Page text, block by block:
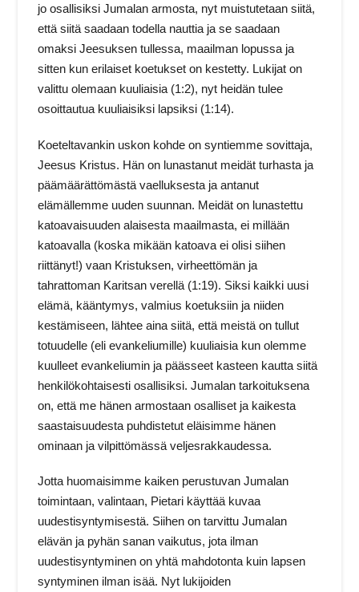
jo osallisiksi Jumalan armosta, nyt muistutetaan siitä,
että siitä saadaan todella nauttia ja se saadaan
omaksi Jeesuksen tullessa, maailman lopussa ja
sitten kun erilaiset koetukset on kestetty. Lukijat on
valittu olemaan kuuliaisia (1:2), nyt heidän tulee
osoittautua kuuliaisiksi lapsiksi (1:14).
Koeteltavankin uskon kohde on syntiemme sovittaja,
Jeesus Kristus. Hän on lunastanut meidät turhasta ja
päämäärättömästä vaelluksesta ja antanut
elämällemme uuden suunnan. Meidät on lunastettu
katoavaisuuden alaisesta maailmasta, ei millään
katoavalla (koska mikään katoava ei olisi siihen
riittänyt!) vaan Kristuksen, virheettömän ja
tahrattoman Karitsan verellä (1:19). Siksi kaikki uusi
elämä, kääntymys, valmius koetuksiin ja niiden
kestämiseen, lähtee aina siitä, että meistä on tullut
totuudelle (eli evankeliumille) kuuliaisia kun olemme
kuulleet evankeliumin ja päässeet kasteen kautta siitä
henkilökohtaisesti osallisiksi. Jumalan tarkoituksena
on, että me hänen armostaan osalliset ja kaikesta
saastaisuudesta puhdistetut eläisimme hänen
ominaan ja vilpittömässä veljesrakkaudessa.
Jotta huomaisimme kaiken perustuvan Jumalan
toimintaan, valintaan, Pietari käyttää kuvaa
uudestisyntymisestä. Siihen on tarvittu Jumalan
elävän ja pyhän sanan vaikutus, jota ilman
uudestisyntyminen on yhtä mahdotonta kuin lapsen
syntyminen ilman isää. Nyt lukijoiden